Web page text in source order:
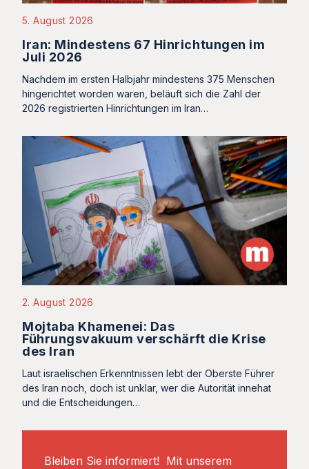
5. August 2026
Iran: Mindestens 67 Hinrichtungen im
Juli 2026
Nachdem im ersten Halbjahr mindestens 375 Menschen
hingerichtet worden waren, beläuft sich die Zahl der
2026 registrierten Hinrichtungen im Iran…
2. August 2026
Mojtaba Khamenei: Das
Führungsvakuum verschärft die Krise
des Iran
Laut israelischen Erkenntnissen lebt der Oberste Führer
des Iran noch, doch ist unklar, wer die Autorität innehat
und die Entscheidungen…
Bleiben Sie informiert! Mit unserem